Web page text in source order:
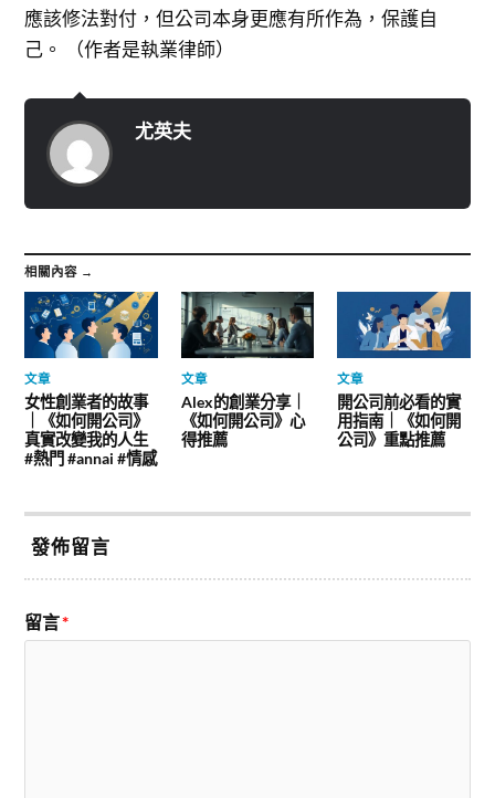
應該修法對付，但公司本身更應有所作為，保護自
己。 （作者是執業律師）
尤英夫
相關內容 →
文章
女性創業者的故事
｜《如何開公司》
真實改變我的人生
#熱門 #annai #情感
文章
Alex的創業分享｜
《如何開公司》心
得推薦
文章
開公司前必看的實
用指南｜《如何開
公司》重點推薦
發佈留言
留言*